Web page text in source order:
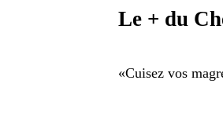
Le + du
«Cuisez vos